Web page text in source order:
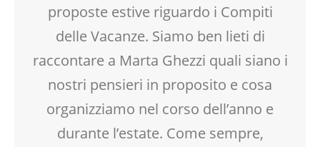
MAMME
MOOD BOX
PEDAGOGIA
PSICOLOGIA
SOCIALIZZAZIONE
proposte estive riguardo i Compiti
delle Vacanze. Siamo ben lieti di
raccontare a Marta Ghezzi quali siano i
nostri pensieri in proposito e cosa
organizziamo nel corso dell’anno e
durante l’estate. Come sempre,